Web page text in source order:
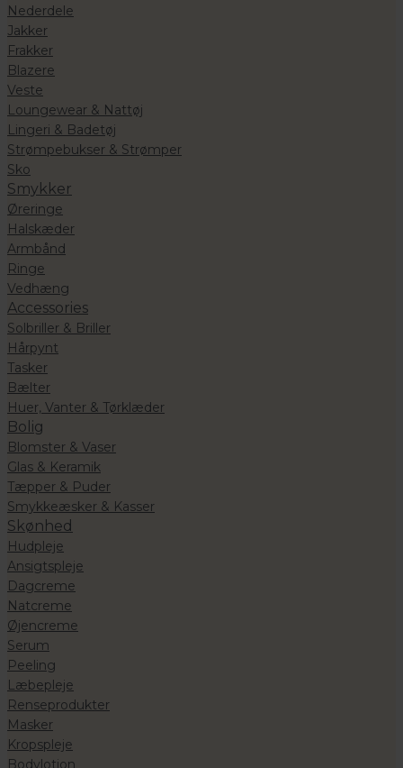
Nederdele
Jakker
Frakker
Blazere
Veste
Loungewear & Nattøj
Lingeri & Badetøj
Strømpebukser & Strømper
Sko
Smykker
Øreringe
Halskæder
Armbånd
Ringe
Vedhæng
Accessories
Solbriller & Briller
Hårpynt
Tasker
Bælter
Huer, Vanter & Tørklæder
Bolig
Blomster & Vaser
Glas & Keramik
Tæpper & Puder
Smykkeæsker & Kasser
Skønhed
Hudpleje
Ansigtspleje
Dagcreme
Natcreme
Øjencreme
Serum
Peeling
Læbepleje
Renseprodukter
Masker
Kropspleje
Bodylotion